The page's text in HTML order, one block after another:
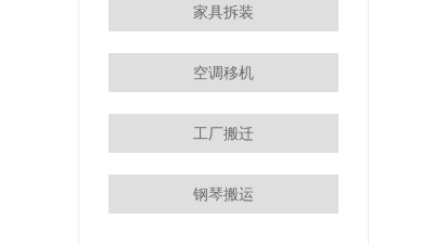
家具拆装
空调移机
工厂搬迁
钢琴搬运